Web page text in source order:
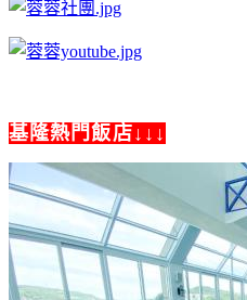
基隆熱門飯店↓↓↓